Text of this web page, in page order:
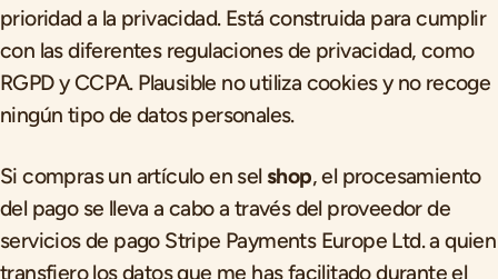
prioridad a la privacidad. Está construida para cumplir
con las diferentes regulaciones de privacidad, como
RGPD y CCPA. Plausible no utiliza cookies y no recoge
ningún tipo de datos personales.
Si compras un artículo en sel shop, el procesamiento
del pago se lleva a cabo a través del proveedor de
servicios de pago Stripe Payments Europe Ltd. a quien
transfiero los datos que me has facilitado durante el